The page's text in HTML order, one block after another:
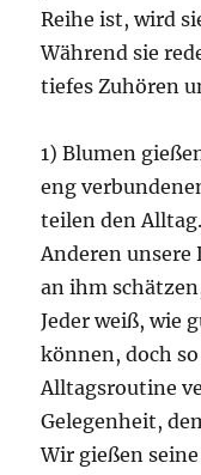
Reihe ist, wird
Während sie
tiefes Zuhören
1) Blumen
eng
teilen den
Anderen unsere
an ihm
Jeder weiß, wie
können, doch
Alltagsroutine
Gelegenheit,
Wir gießen